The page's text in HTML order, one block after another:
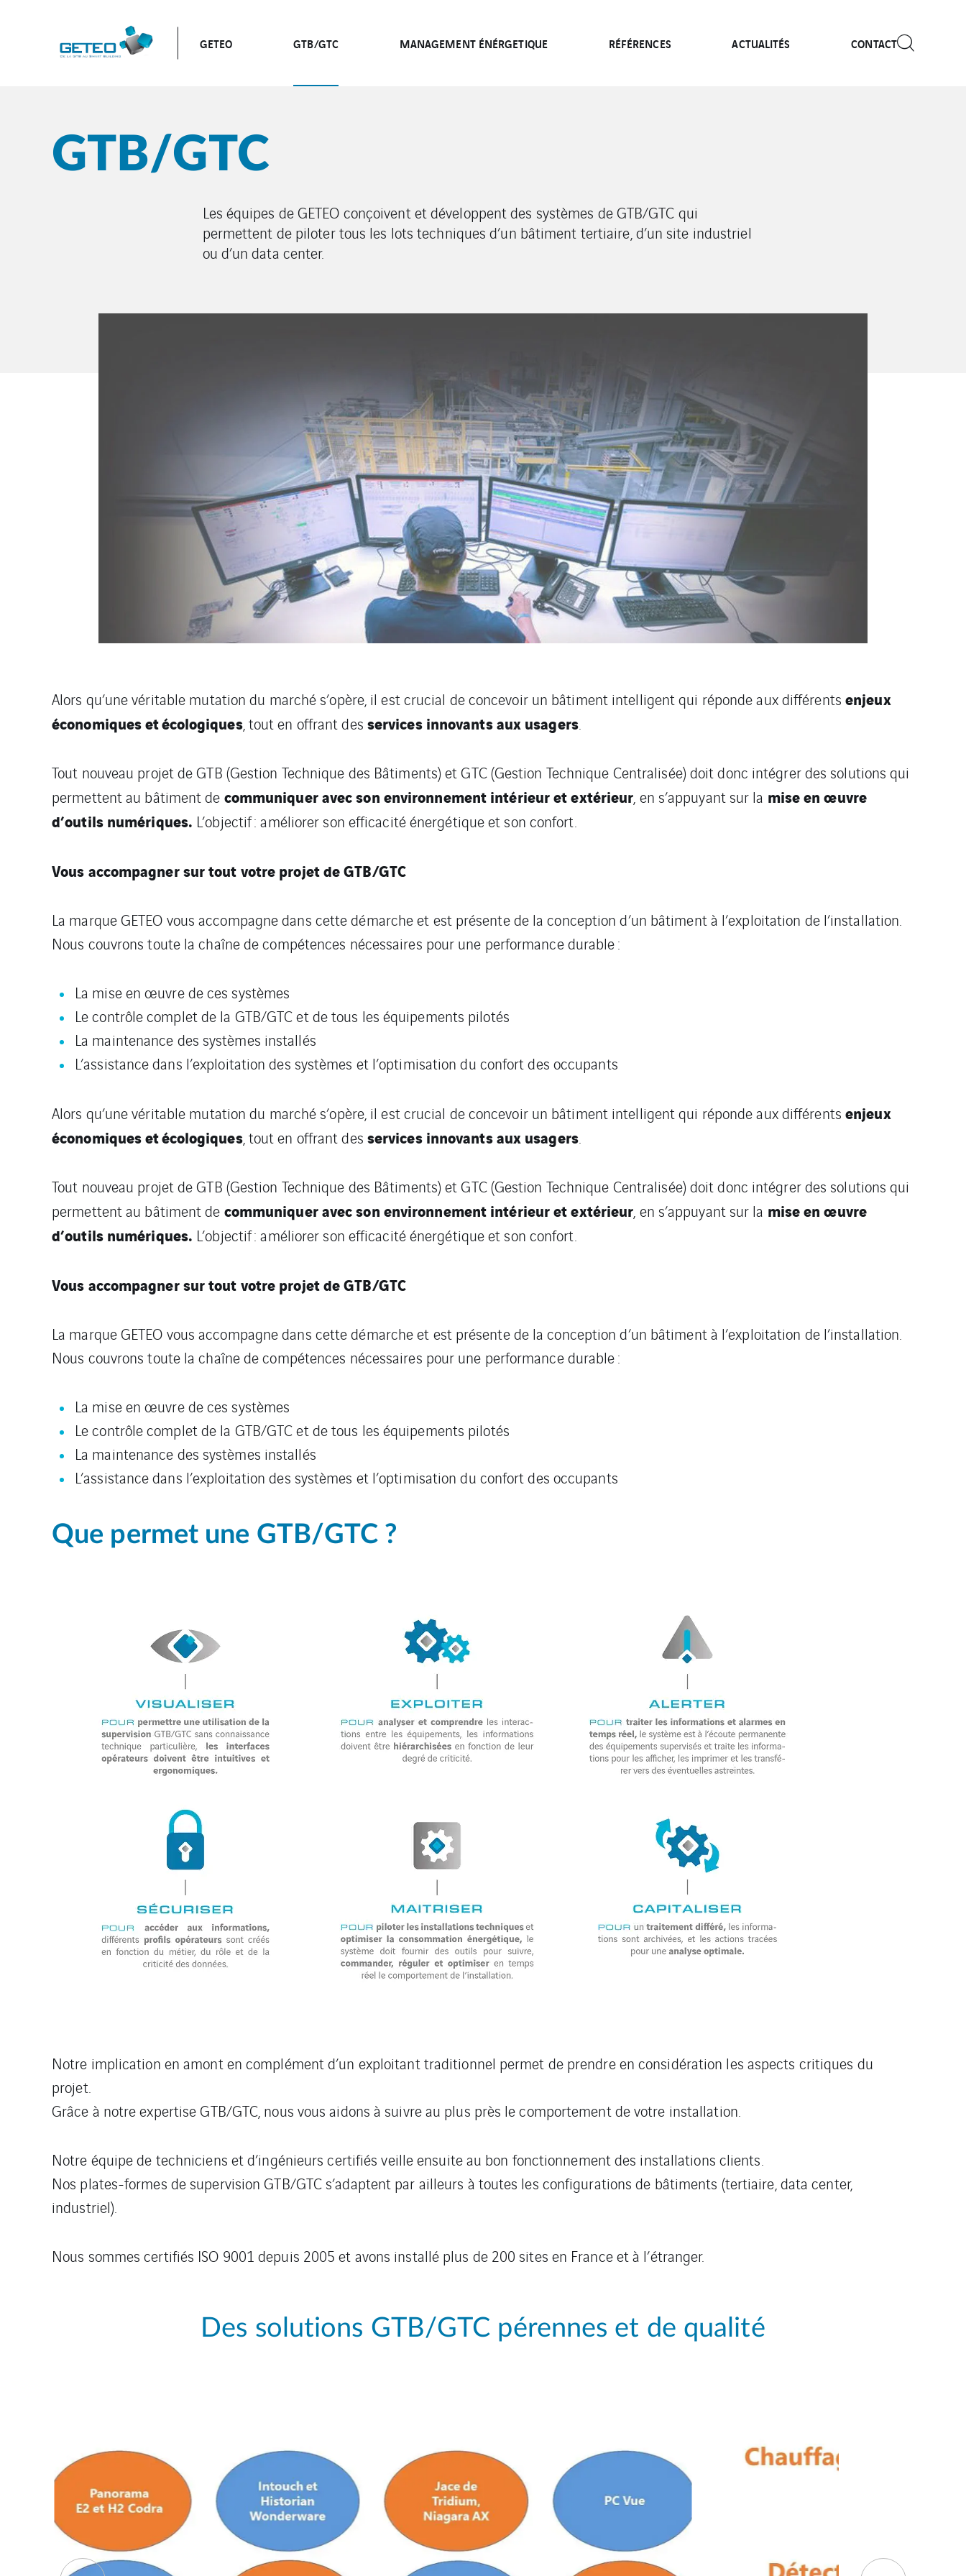
GETEO GTB/GTC MANAGEMENT ÉNÉRGETIQUE RÉFÉRENCES ACTUALITÉS CONTACT
GTB/GTC
Les équipes de GETEO conçoivent et développent des systèmes de GTB/GTC qui
permettent de piloter tous les lots techniques d’un bâtiment tertiaire, d’un site industriel
ou d’un data center.
Alors qu’une véritable mutation du marché s’opère, il est crucial de concevoir un bâtiment intelligent qui réponde aux différents enjeux
économiques et écologiques, tout en offrant des services innovants aux usagers.
Tout nouveau projet de GTB (Gestion Technique des Bâtiments) et GTC (Gestion Technique Centralisée) doit donc intégrer des solutions qui
permettent au bâtiment de communiquer avec son environnement intérieur et extérieur , en s’appuyant sur la mise en œuvre
d’outils numériques. L’objectif : améliorer son efficacité énergétique et son confort.
Vous accompagner sur tout votre projet de GTB/GTC
La marque GETEO vous accompagne dans cette démarche et est présente de la conception d’un bâtiment à l’exploitation de l’installation.
Nous couvrons toute la chaîne de compétences nécessaires pour une performance durable :
La mise en œuvre de ces systèmes
Le contrôle complet de la GTB/GTC et de tous les équipements pilotés
La maintenance des systèmes installés
L’assistance dans l’exploitation des systèmes et l’optimisation du confort des occupants
Alors qu’une véritable mutation du marché s’opère, il est crucial de concevoir un bâtiment intelligent qui réponde aux différents enjeux
économiques et écologiques, tout en offrant des services innovants aux usagers.
Tout nouveau projet de GTB (Gestion Technique des Bâtiments) et GTC (Gestion Technique Centralisée) doit donc intégrer des solutions qui
permettent au bâtiment de communiquer avec son environnement intérieur et extérieur , en s’appuyant sur la mise en œuvre
d’outils numériques. L’objectif : améliorer son efficacité énergétique et son confort.
Vous accompagner sur tout votre projet de GTB/GTC
La marque GETEO vous accompagne dans cette démarche et est présente de la conception d’un bâtiment à l’exploitation de l’installation.
Nous couvrons toute la chaîne de compétences nécessaires pour une performance durable :
La mise en œuvre de ces systèmes
Le contrôle complet de la GTB/GTC et de tous les équipements pilotés
La maintenance des systèmes installés
L’assistance dans l’exploitation des systèmes et l’optimisation du confort des occupants
Que permet une GTB/GTC ?
Notre implication en amont en complément d’un exploitant traditionnel permet de prendre en considération les aspects critiques du
projet.
Grâce à notre expertise GTB/GTC, nous vous aidons à suivre au plus près le comportement de votre installation.
Notre équipe de techniciens et d’ingénieurs certifiés veille ensuite au bon fonctionnement des installations clients.
Nos plates-formes de supervision GTB/GTC s’adaptent par ailleurs à toutes les configurations de bâtiments (tertiaire, data center,
industriel).
Nous sommes certifiés ISO 9001 depuis 2005 et avons installé plus de 200 sites en France et à l’étranger.
Des solutions GTB/GTC pérennes et de qualité